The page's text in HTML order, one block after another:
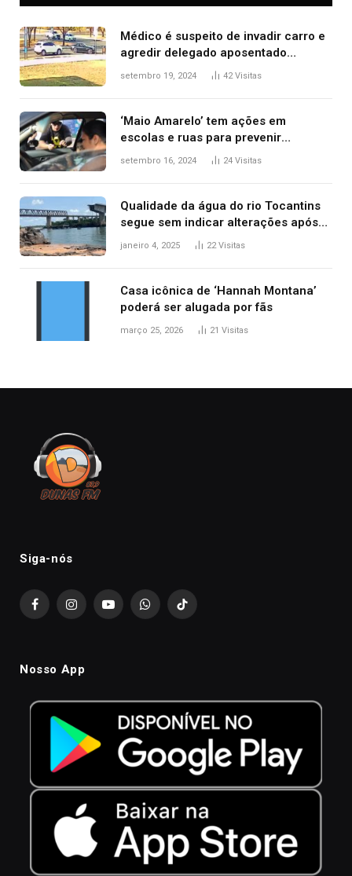
Médico é suspeito de invadir carro e
agredir delegado aposentado
durante confusão no trânsito
setembro 19, 2024 42Visitas
‘Maio Amarelo’ tem ações em
escolas e ruas para prevenir
acidentes no trânsito no AP
setembro 16, 2024 24 Visitas
Qualidade da água do rio Tocantins
segue sem indicar alterações após
desabamento da ponte entre MA e
janeiro 4, 2025 22Visitas
Casa icônica de ‘Hannah Montana’
poderá ser alugada por fãs
março 25, 2026 21 Visitas
Siga-nós
FacebookInstagramYouTubeWhatsAppTikTok
Nosso App